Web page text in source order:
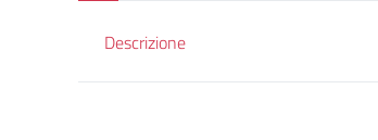
Descrizione